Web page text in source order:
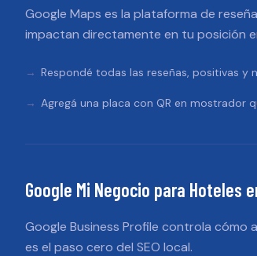
Google Maps es la plataforma de
impactan directamente en tu posición
Respondé todas las reseñas, positivas y
Agregá una placa con QR en mostrador
Google Mi Negocio para Hoteles
Google Business Profile controla cómo
es el paso cero del SEO local.